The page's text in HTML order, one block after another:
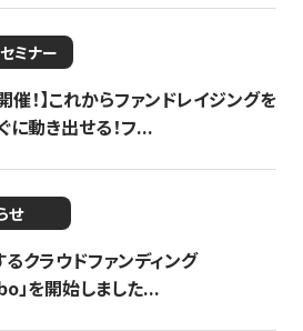
ミナー
催！】これからファンドレイジングを
に動き出せる！フ...
せ
クラウドファンディング
」を開始しました...